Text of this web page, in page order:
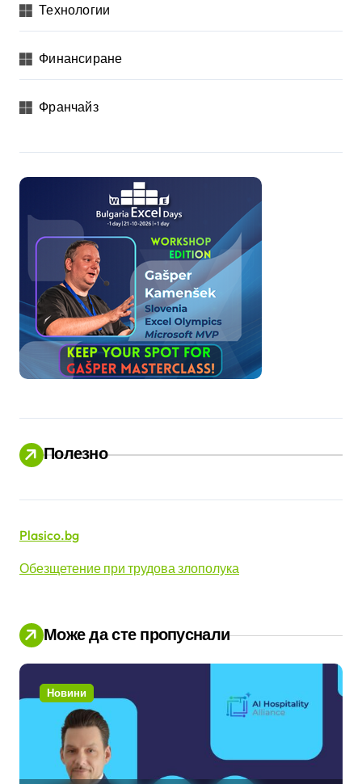
Технологии
Финансиране
Франчайз
Полезно
Plasico.bg
Обезщетение при трудова злополука
Може да сте пропуснали
Новини